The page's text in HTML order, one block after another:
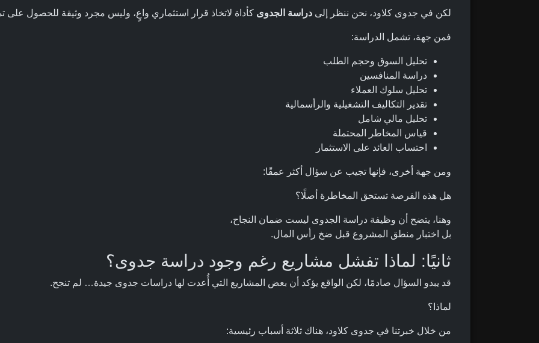
لكن في جدوى كلاود، نحن ننظر إلى دراسة الجدوى كأداة لاتخاذ قرار استثماري واعٍ، وليس مجرد وثيقة للحصول على
فمن جهة، تشمل الدراسة:
تحليل السوق وحجم الطلب
دراسة المنافسين
تحليل سلوك العملاء
تقدير التكاليف التشغيلية والرأسمالية
تحليل مالي شامل
قياس المخاطر المحتملة
احتساب العائد على الاستثمار
ومن جهة أخرى، فإنها تجيب عن سؤال أكثر عمقًا:
هل هذه الفرصة تستحق المخاطرة أصلًا؟
وهنا، يتضح أن وظيفة دراسة الجدوى ليست ضمان النجاح،
بل اختبار منطق المشروع قبل ضخ رأس المال.
ثانيًا: لماذا تفشل مشاريع رغم وجود دراسة جدوى؟
قد يبدو السؤال صادمًا، لكن الواقع يؤكد أن بعض المشاريع التي أُعدت لها دراسات جدوى جيدة… لم تنجح.
لماذا؟
من خلال خبرتنا في جدوى كلاود، هناك ثلاثة أسباب رئيسية: